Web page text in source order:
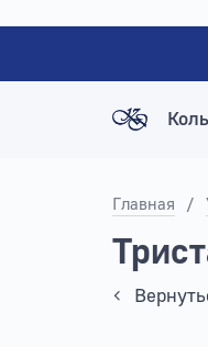
Главная /